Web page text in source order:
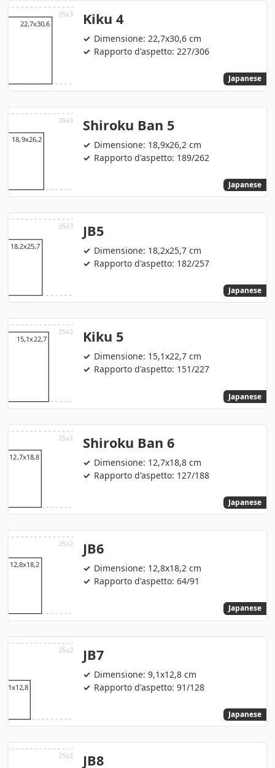
Kiku 4
Dimensione: 22,7x30,6 cm
Rapporto d'aspetto: 227/306
Japanese
Shiroku Ban 5
Dimensione: 18,9x26,2 cm
Rapporto d'aspetto: 189/262
Japanese
JB5
Dimensione: 18,2x25,7 cm
Rapporto d'aspetto: 182/257
Japanese
Kiku 5
Dimensione: 15,1x22,7 cm
Rapporto d'aspetto: 151/227
Japanese
Shiroku Ban 6
Dimensione: 12,7x18,8 cm
Rapporto d'aspetto: 127/188
Japanese
JB6
Dimensione: 12,8x18,2 cm
Rapporto d'aspetto: 64/91
Japanese
JB7
Dimensione: 9,1x12,8 cm
Rapporto d'aspetto: 91/128
Japanese
JB8